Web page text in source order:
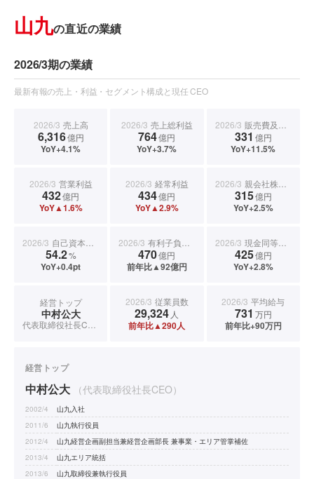
山九の直近の業績
2026/3期の業績
最新有報の売上・利益・セグメント構成と現任 CEO
2026/3 売上高
6,316億円
YoY+4.1%
2026/3 売上総利益
764億円
YoY+3.7%
2026/3 販売費及び一般管理費
331 億円
YoY+11.5%
2026/3 営業利益
432億円
YoY▲1.6%
2026/3 経常利益
434億円
YoY▲2.9%
2026/3 親会社株主に帰属する当期純利益
315億円
YoY+2.5%
2026/3 自己資本比率
54.2%
YoY+0.4pt
2026/3 有利子負債合計
470億円
前年比▲92億円
2026/3 現金同等物期末残高
425億円
YoY+2.8%
経営トップ
中村公大
2026/3 従業員数
29,324 人
前年比▲290人
2026/3 平均給与
731 万円
前年比+90万円
経営トップ
中村公大 （代表取締役社長CEO）
2002/4
山九入社
2011/6
山九執行役員
2012/4
山九経営企画副担当兼経営企画部長 兼事業・エリア管掌補佐
2013/4
山九エリア統括
2013/6
山九取締役兼執行役員